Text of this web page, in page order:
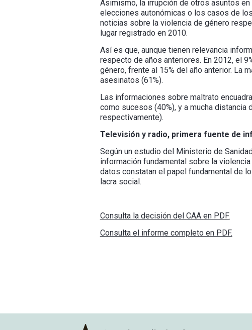
Asimismo, la irrupción de otros asuntos
elecciones autonómicas o los casos de
noticias sobre la violencia de género
lugar registrado en 2010.
Así es que, aunque tienen relevancia
respecto de años anteriores. En 2012, el
género, frente al 15% del año anterior. La
asesinatos (61%).
Las informaciones sobre maltrato
como sucesos (40%), y a mucha distancia
respectivamente).
Televisión y radio, primera fuente de
Según un estudio del Ministerio de
información fundamental sobre la
datos constatan el papel fundamental de
lacra social.
Consulta la decisión del CAA en PDF.
Consulta el informe completo en PDF.